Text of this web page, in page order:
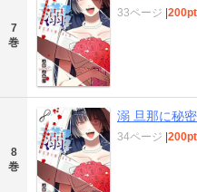
7
巻
33ページ |200pt
8
巻
溺 旦那に秘
34ページ |200pt